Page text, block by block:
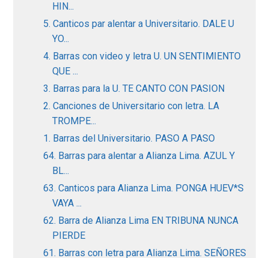
HIN...
5. Canticos par alentar a Universitario. DALE U
YO...
4. Barras con video y letra U. UN SENTIMIENTO
QUE ...
3. Barras para la U. TE CANTO CON PASION
2. Canciones de Universitario con letra. LA
TROMPE...
1. Barras del Universitario. PASO A PASO
64. Barras para alentar a Alianza Lima. AZUL Y
BL...
63. Canticos para Alianza Lima. PONGA HUEV*S
VAYA ...
62. Barra de Alianza Lima EN TRIBUNA NUNCA
PIERDE
61. Barras con letra para Alianza Lima. SEÑORES